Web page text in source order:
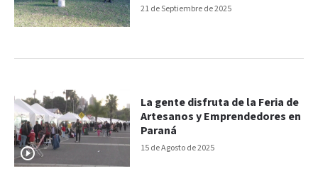
21 de Septiembre de 2025
15 de Agosto de 2025
La gente disfruta de la Feria de
Artesanos y Emprendedores en
Paraná